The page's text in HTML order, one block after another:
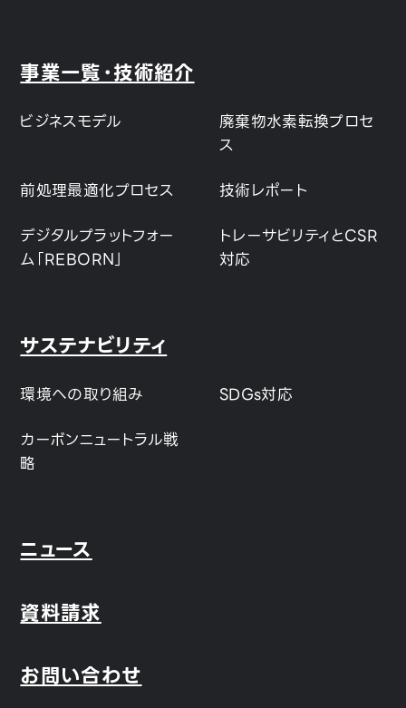
事業一覧・技術紹介
ビジネスモデル
廃棄物水素転換プロセ
ス
前処理最適化プロセス
技術レポート
デジタルプラットフォー
ム「REBORN」
トレーサビリティとCSR
対応
サステナビリティ
環境への取り組み
SDGs対応
カーボンニュートラル戦
略
ニュース
資料請求
お問い合わせ